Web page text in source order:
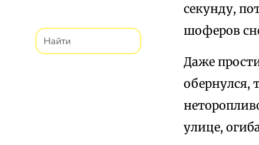
секунду,
шоферов
Даже
обернулся,
улице,